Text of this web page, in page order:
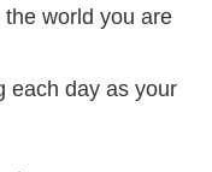
world you are
each day as your